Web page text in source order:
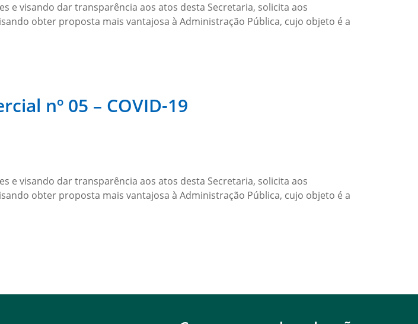
e visando dar transparência aos atos desta Secretaria, solicita aos
obter proposta mais vantajosa à Administração Pública, cujo objeto é a
nº 05 – COVID-19
e visando dar transparência aos atos desta Secretaria, solicita aos
obter proposta mais vantajosa à Administração Pública, cujo objeto é a